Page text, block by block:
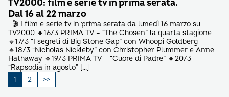
TV2000: film e serie tv in prima serata.
Dal 16 al 22 marzo
🎬 I film e serie tv in prima serata da lunedì 16 marzo su
TV2000 🔸16/3 PRIMA TV – “The Chosen” la quarta stagione
🔹17/3 “I segreti di Big Stone Gap” con Whoopi Goldberg
🔸18/3 “Nicholas Nickleby” con Christopher Plummer e Anne
Hathaway 🔹19/3 PRIMA TV – “Cuore di Padre” 🔸20/3
“Rapsodia in agosto” […]
Paginazione
degli
1 2